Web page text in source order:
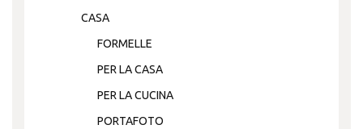
CASA
FORMELLE
PER LA CASA
PER LA CUCINA
PORTAFOTO